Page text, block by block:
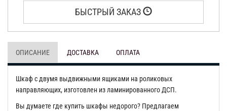
БЫСТРЫЙ ЗАКАЗ
ОПИСАНИЕ ДОСТАВКА ОПЛАТА
Шкаф с двумя выдвижными ящиками на роликовых
направляющих, изготовлен из ламинированного ДСП.
Вы думаете где купить шкафы недорого? Предлагаем